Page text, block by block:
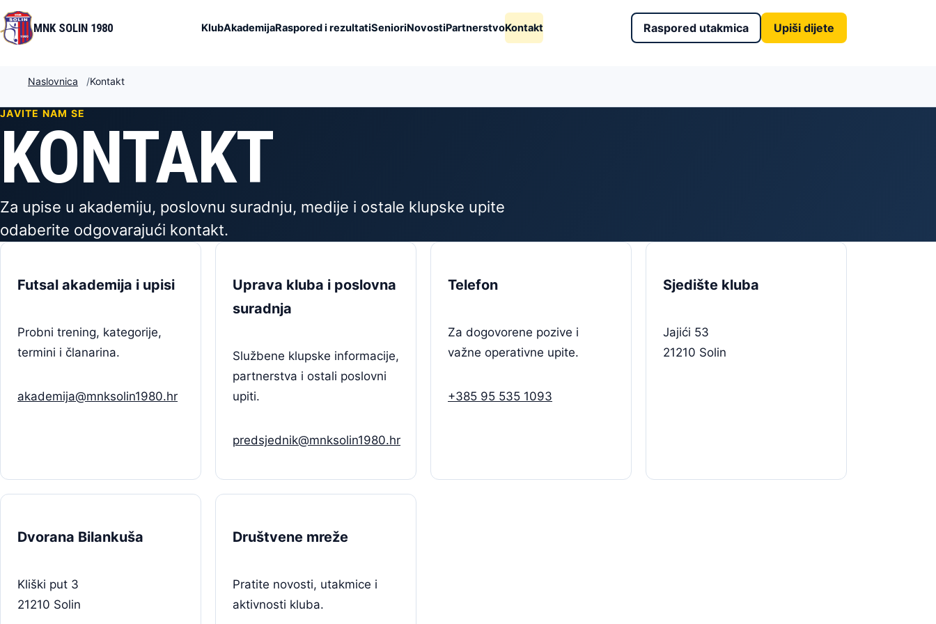
MNK SOLIN 1980 KlubAkademijaRaspored i rezultatiSenioriNovostiPartnerstvoKontakt Raspored utakmica Upiši dijete
Naslovnica Kontakt
JAVITE NAM SE
KONTAKT
Za upise u akademiju, poslovnu suradnju, medije i ostale klupske upite
odaberite odgovarajući kontakt.
Futsal akademija i upisi
Probni trening, kategorije,
termini i članarina.
akademija@mnksolin1980.hr
Uprava kluba i poslovna
suradnja
Službene klupske informacije,
partnerstva i ostali poslovni
upiti.
predsjednik@mnksolin1980.hr
Telefon
Za dogovorene pozive i
važne operativne upite.
+385 95 535 1093
Sjedište kluba
Jajići 53
21210 Solin
Dvorana Bilankuša
Kliški put 3
21210 Solin
Društvene mreže
Pratite novosti, utakmice i
aktivnosti kluba.